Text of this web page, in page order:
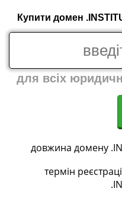
Купити домен
для всіх
довжина домену
термін